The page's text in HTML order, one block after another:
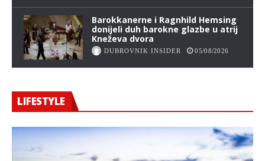
Barokkanerne i Ragnhild Hemsing
donijeli duh barokne glazbe u atrij
Kneževa dvora
DUBROVNIK INSIDER 05/08/2026
LIFESTYLE